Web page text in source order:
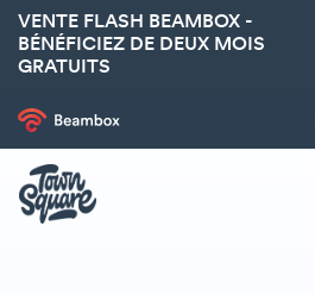
VENTE FLASH BEAMBOX -
BÉNÉFICIEZ DE DEUX MOIS
GRATUITS